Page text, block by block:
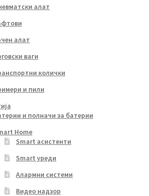
алат
алат
ваги
колички
и пили
и полначи за батерии
Home
Smart асистенти
Smart уреди
Алармни системи
Видео надзор